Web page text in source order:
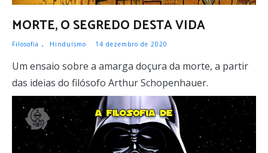
MORTE, O SEGREDO DESTA VIDA
Filosofia , Hinduísmo 14 dezembro de 2020
Um ensaio sobre a amarga doçura da morte, a partir
das ideias do filósofo Arthur Schopenhauer.
LER MAIS